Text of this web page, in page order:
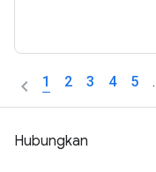
1 2 3 4 5
Hubungkan